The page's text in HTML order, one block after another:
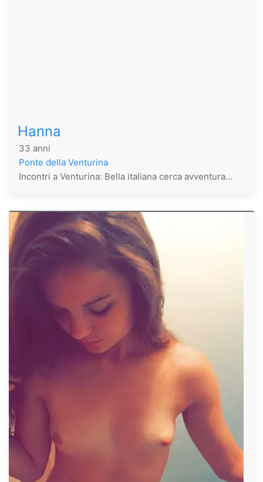
Hanna
33 anni
Ponte della Venturina
Incontri a Venturina: Bella italiana cerca avventura...